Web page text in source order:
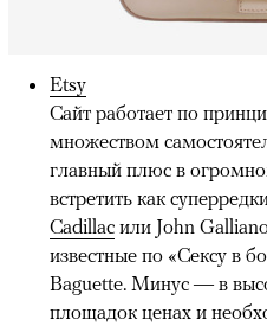
Etsy
Сайт работает по
множеством
главный плюс в
встретить как
Cadillac или John
известные по «Сексу в
Baguette. Минус — в
площадок ценах и